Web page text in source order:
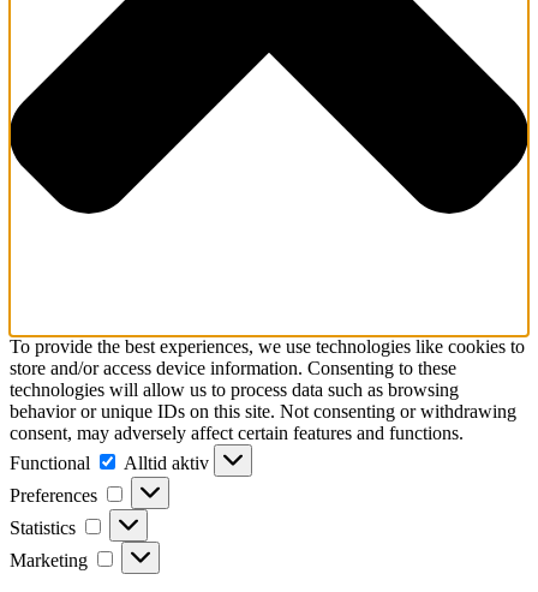
To provide the best experiences, we use technologies like cookies to
store and/or access device information. Consenting to these
technologies will allow us to process data such as browsing
behavior or unique IDs on this site. Not consenting or withdrawing
consent, may adversely affect certain features and functions.
Functional
Functional
Alltid aktiv
Preferences
Preferences
Statistics Statistics
Marketing Marketing